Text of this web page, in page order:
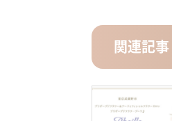
関連記事